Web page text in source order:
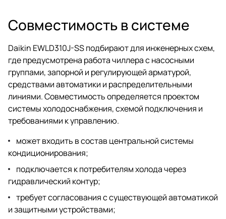
Совместимость в системе
Daikin EWLD310J-SS подбирают для инженерных схем,
где предусмотрена работа чиллера с насосными
группами, запорной и регулирующей арматурой,
средствами автоматики и распределительными
линиями. Совместимость определяется проектом
системы холодоснабжения, схемой подключения и
требованиями к управлению.
может входить в состав центральной системы
кондиционирования;
подключается к потребителям холода через
гидравлический контур;
требует согласования с существующей автоматикой
и защитными устройствами;